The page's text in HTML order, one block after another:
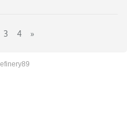
3 4 »